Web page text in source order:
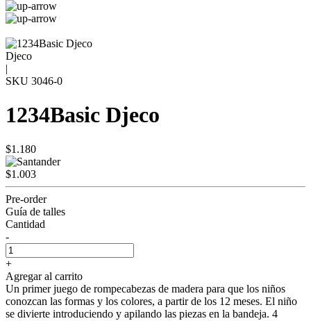
Djeco
|
SKU 3046-0
1234Basic Djeco
$1.180
$1.003
Pre-order
Guía de talles
Cantidad
-
+
Agregar al carrito
Un primer juego de rompecabezas de madera para que los niños
conozcan las formas y los colores, a partir de los 12 meses. El niño
se divierte introduciendo y apilando las piezas en la bandeja. 4